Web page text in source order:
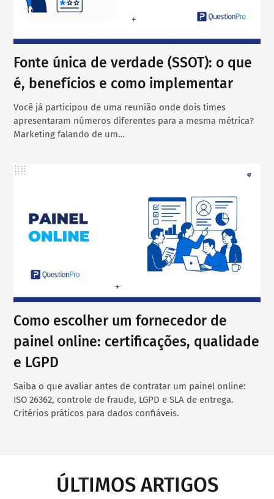
Fonte única de verdade (SSOT): o que
é, benefícios e como implementar
Você já participou de uma reunião onde dois times
apresentaram números diferentes para a mesma métrica?
Marketing falando de um…
Como escolher um fornecedor de
painel online: certificações, qualidade
e LGPD
Saiba o que avaliar antes de contratar um painel online:
ISO 26362, controle de fraude, LGPD e SLA de entrega.
Critérios práticos para dados confiáveis.
ÚLTIMOS ARTIGOS